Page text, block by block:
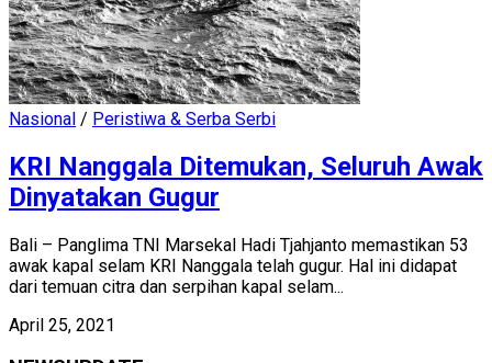
Nasional / Peristiwa & Serba Serbi
KRI Nanggala Ditemukan, Seluruh Awak
Dinyatakan Gugur
Bali – Panglima TNI Marsekal Hadi Tjahjanto memastikan 53
awak kapal selam KRI Nanggala telah gugur. Hal ini didapat
dari temuan citra dan serpihan kapal selam...
April 25, 2021